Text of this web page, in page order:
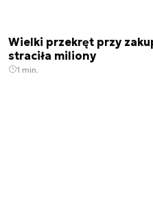
Wielki przekręt przy
straciła miliony
1 min.